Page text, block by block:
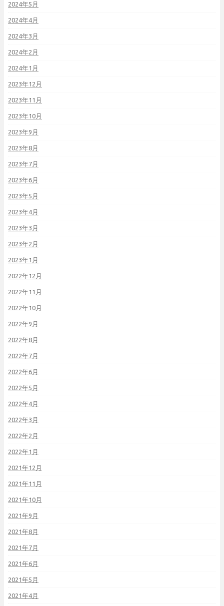
2024年5月
2024年4月
2024年3月
2024年2月
2024年1月
2023年12月
2023年11月
2023年10月
2023年9月
2023年8月
2023年7月
2023年6月
2023年5月
2023年4月
2023年3月
2023年2月
2023年1月
2022年12月
2022年11月
2022年10月
2022年9月
2022年8月
2022年7月
2022年6月
2022年5月
2022年4月
2022年3月
2022年2月
2022年1月
2021年12月
2021年11月
2021年10月
2021年9月
2021年8月
2021年7月
2021年6月
2021年5月
2021年4月